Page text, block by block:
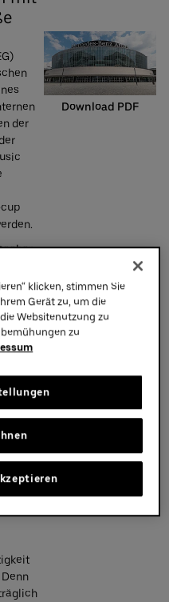
der
aus
am
und
Download PDF
klicken, stimmen Sie
Gerät zu, um die
Websitenutzung zu
zu